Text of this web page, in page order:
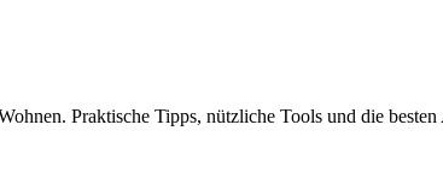
Praktische Tipps, nützliche Tools und die besten